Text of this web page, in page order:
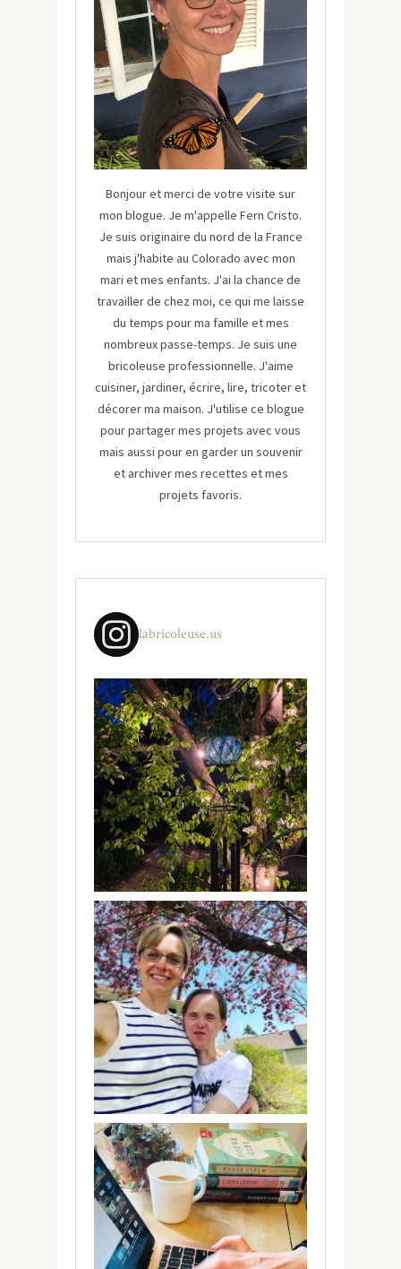
Bonjour et merci de votre visite sur
mon blogue. Je m'appelle Fern Cristo.
Je suis originaire du nord de la France
mais j'habite au Colorado avec mon
mari et mes enfants. J'ai la chance de
travailler de chez moi, ce qui me laisse
du temps pour ma famille et mes
nombreux passe-temps. Je suis une
bricoleuse professionnelle. J'aime
cuisiner, jardiner, écrire, lire, tricoter et
décorer ma maison. J'utilise ce blogue
pour partager mes projets avec vous
mais aussi pour en garder un souvenir
et archiver mes recettes et mes
projets favoris.
labricoleuse.us